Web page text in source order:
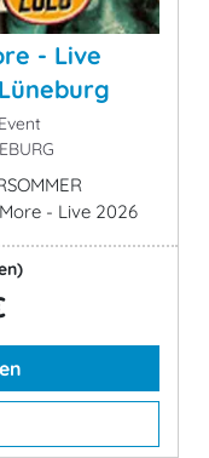
- Live
- Live 2026